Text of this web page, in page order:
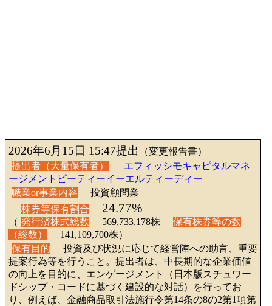
2026年6月15日 15:47提出
（変更報告書）
提出者（大量保有者）
エフィッシモキャピタルマネ
ージメントピーティーイーエルティーディー
職業or事業内容
投資顧問業
株券等保有割合
24.77%
（ 発行済株式総数 569,733,178株
保有株券等の数
（総数）
141,109,700株）
保有目的
投資及び状況に応じて経営陣への助言、重要
提案行為等を行うこと。提出者は、中長期的な企業価値
の向上を目的に、エンゲージメント（日本版スチュワー
ドシップ・コードに基づく建設的な対話）を行ってお
り、例えば、金融商品取引法施行令第14条の8の2第1項第